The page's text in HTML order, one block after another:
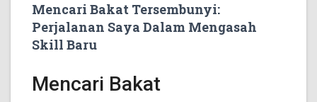
Mencari Bakat Tersembunyi:
Perjalanan Saya Dalam Mengasah
Skill Baru
Mencari Bakat